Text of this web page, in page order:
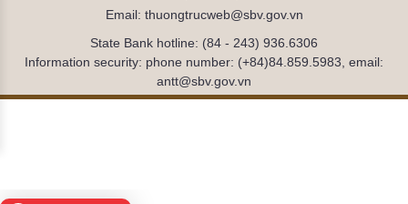
Email: thuongtrucweb@sbv.gov.vn
State Bank hotline: (84 - 243) 936.6306
Information security: phone number: (+84)84.859.5983, email:
antt@sbv.gov.vn